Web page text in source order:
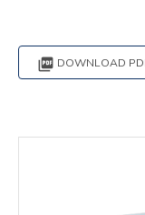
 DOWNLOAD